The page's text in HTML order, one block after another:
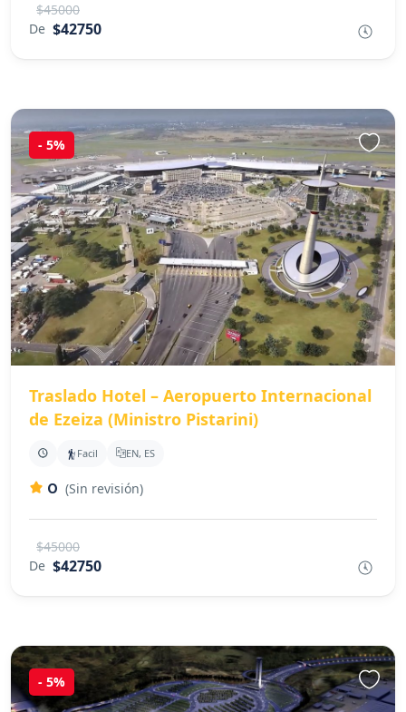
$45000
De $42750
- 5%
Traslado Hotel – Aeropuerto Internacional
de Ezeiza (Ministro Pistarini)
Facil EN, ES
0 (Sin revisión)
$45000
De $42750
- 5%